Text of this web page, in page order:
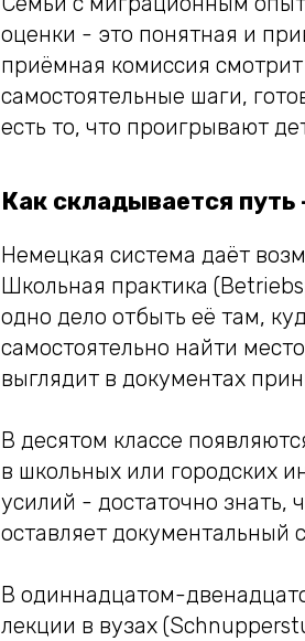
оценки - это понятная и
приёмная комиссия
самостоятельные шаги,
есть то, что проигрывают
Как складывается путь
Немецкая система даёт
Школьная практика
одно дело отбыть её там,
самостоятельно найти
выглядит в документах
В десятом классе
в школьных или городских
усилий - достаточно знать,
оставляет документальный
В одиннадцатом-
лекции в вузах